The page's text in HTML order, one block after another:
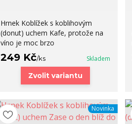
Hrnek Koblížek s koblihovým
(donut) uchem Kafe, protože na
víno je moc brzo
249 Kč/ks Skladem
Zvolit variantu
Novinka